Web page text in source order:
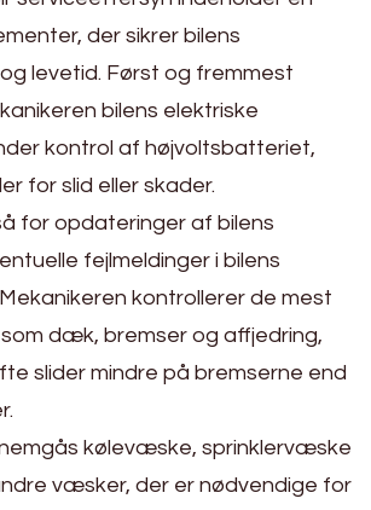
der sikrer bilens
levetid. Først og fremmest
bilens elektriske
kontrol af højvoltsbatteriet,
for slid eller skader.
for opdateringer af bilens
fejlmeldinger i bilens
kontrollerer de mest
som dæk, bremser og affjedring,
slider mindre på bremserne end
kølevæske, sprinklervæske
væsker, der er nødvendige for